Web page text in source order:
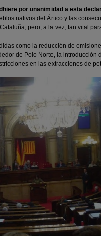
por unanimidad a esta
nativos del Ártico y las
pero, a la vez, tan vital
como la reducción de
de Polo Norte, la introducción
en las extracciones de